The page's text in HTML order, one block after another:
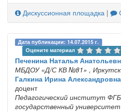
Дискуссионная площадка |
Дата публикации: 14.07.2015 г.
Оцените материал
Печенина Наталья
МБДОУ «Д/С КВ №81» ,
Галкина Ирина Александровна
доцент
Педагогический институт
государственный